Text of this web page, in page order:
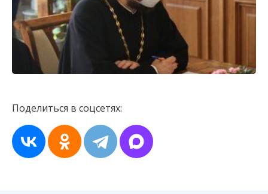
Поделиться в соцсетях: